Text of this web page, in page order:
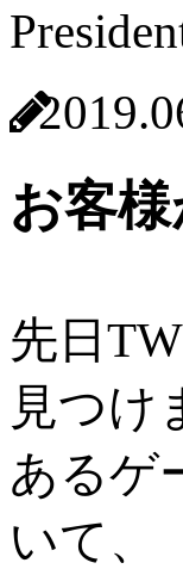
お客
先日
見つけ
あるゲ
いて、